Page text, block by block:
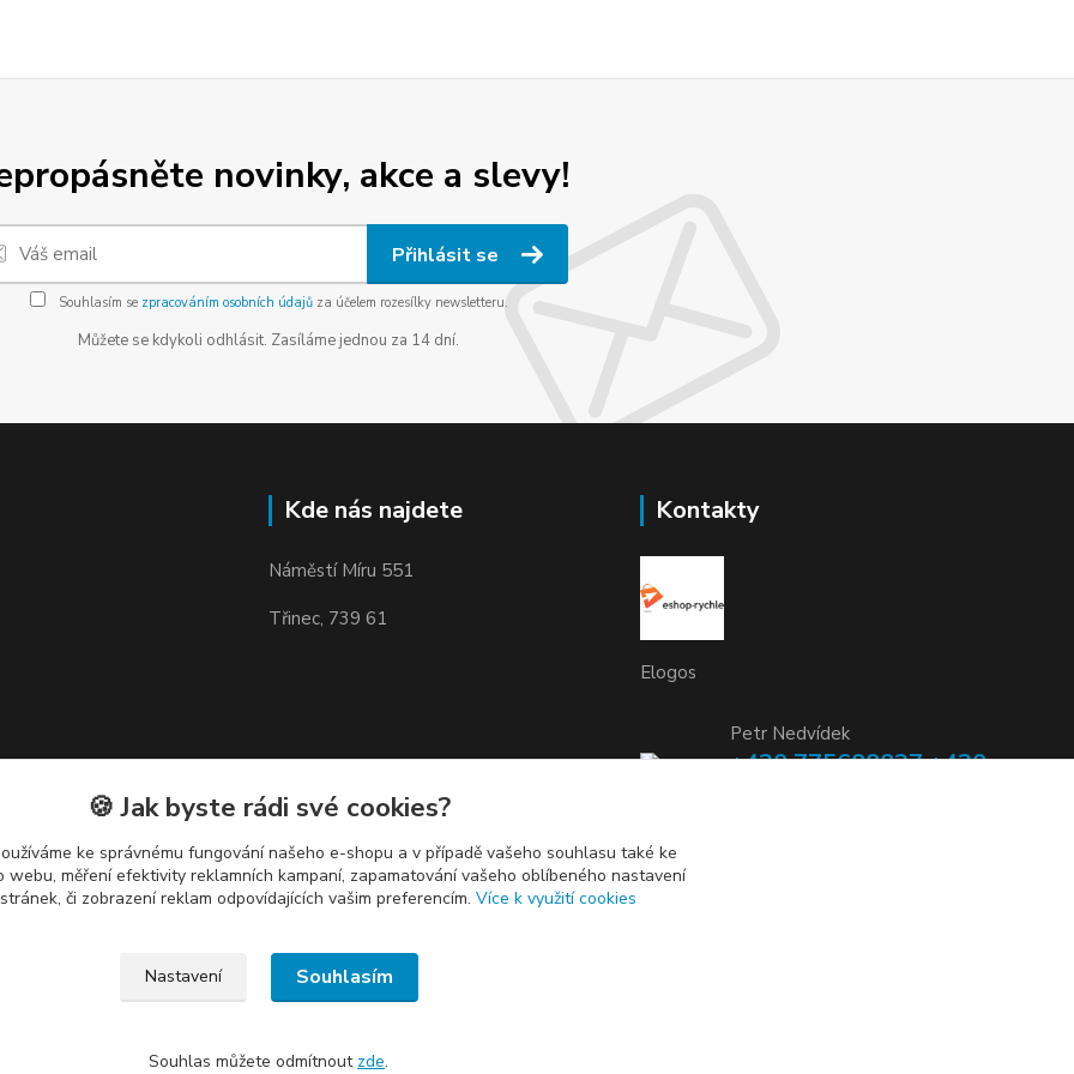
novinky, akce a slevy!
Přihlásit se
Souhlasím se zpracováním osobních údajůza účelem rozesílky newsletteru.
Můžete se kdykoli odhlásit. Zasíláme jednou za 14 dní.
Kde nás najdete
Náměstí Míru 551
Třinec, 739 61
Kontakty
Elogos
Petr Nedvídek
+420 775688827 +420
info@elogos.cz
🍪 Jak byste rádi své cookies?
ke správnému fungování našeho e-shopu a v případě vašeho souhlasu také ke
měření efektivity reklamních kampaní, zapamatování vašeho oblíbeného nastavení
či zobrazení reklam odpovídajících vašim preferencím. Více k využití cookies
Nastavení Souhlasím
Souhlas můžete odmítnout zde.